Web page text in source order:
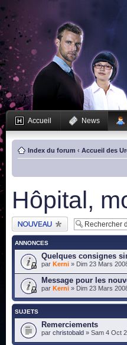
Accueil News
Index du forum ‹ Accueil des
Hôpital,
Publier un nouveau
sujet
ANNONCES
Quelques consignes
par Kerni » Dim 23 Mars
Message pour les
par Kerni » Dim 23 Mars
SUJETS
Remerciements
par christobald » Sam 4 Oct